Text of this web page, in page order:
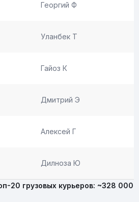
Георгий Ф
Уланбек Т
Гайоз К
Дмитрий Э
Алексей Г
Дилноза Ю
20 грузовых курьеров: ~328 000